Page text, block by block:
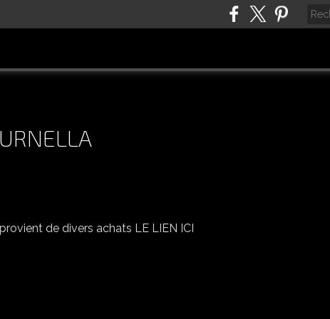
de divers achats LE LIEN ICI